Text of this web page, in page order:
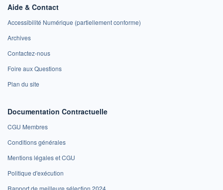
Aide & Contact
Accessibilité Numérique (partiellement conforme)
Archives
Contactez-nous
Foire aux Questions
Plan du site
Documentation Contractuelle
CGU Membres
Conditions générales
Mentions légales et CGU
Politique d'exécution
Rapport de meilleure sélection 2024